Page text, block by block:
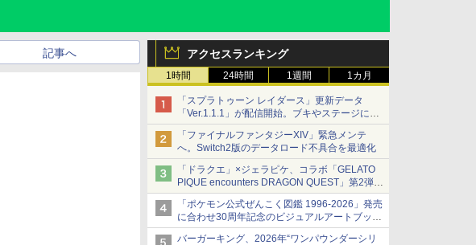
アクセスランキング
1時間 24時間 1週間 1カ月
「スプラトゥーン レイダース」更新データ
「Ver.1.1.1」が配信開始。ブキやステージに関
する不具合を修正
「ファイナルファンタジーXIV」緊急メンテ
へ。Switch2版のデータロード不具合を最適化
「ドラクエ」×ジェラピケ、コラボ「GELATO
PIQUE encounters DRAGON QUEST」第2弾が
本日発売
アイスカップに入ったスライムやわたぼう、ベ
ビーサタンなどがオリジナルアートで登場
「ポケモン公式ぜんこく図鑑 1996-2026」発売
に合わせ30周年記念のビジュアルアートブック
3冊同時発売が決定
バーガーキング、2026年“ワンパウンダーシリ
記事へ